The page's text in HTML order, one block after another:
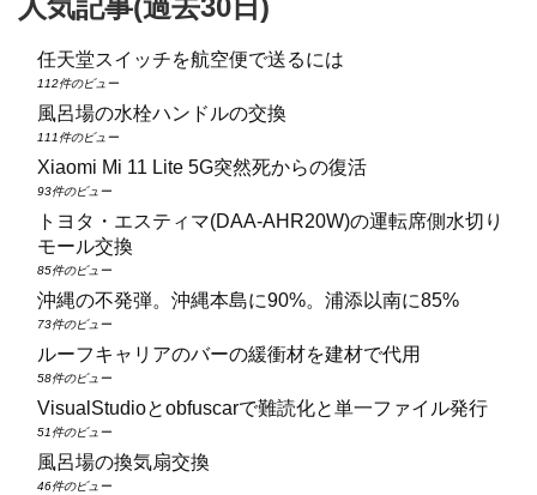
任天堂スイッチを航空便で送るには
112件のビュー
風呂場の水栓ハンドルの交換
111件のビュー
Xiaomi Mi 11 Lite 5G突然死からの復活
93件のビュー
トヨタ・エスティマ(DAA‑AHR20W)の運転席側水切り
モール交換
85件のビュー
沖縄の不発弾。沖縄本島に90%。浦添以南に85%
73件のビュー
ルーフキャリアのバーの緩衝材を建材で代用
58件のビュー
VisualStudioとobfuscarで難読化と単一ファイル発行
51件のビュー
風呂場の換気扇交換
46件のビュー